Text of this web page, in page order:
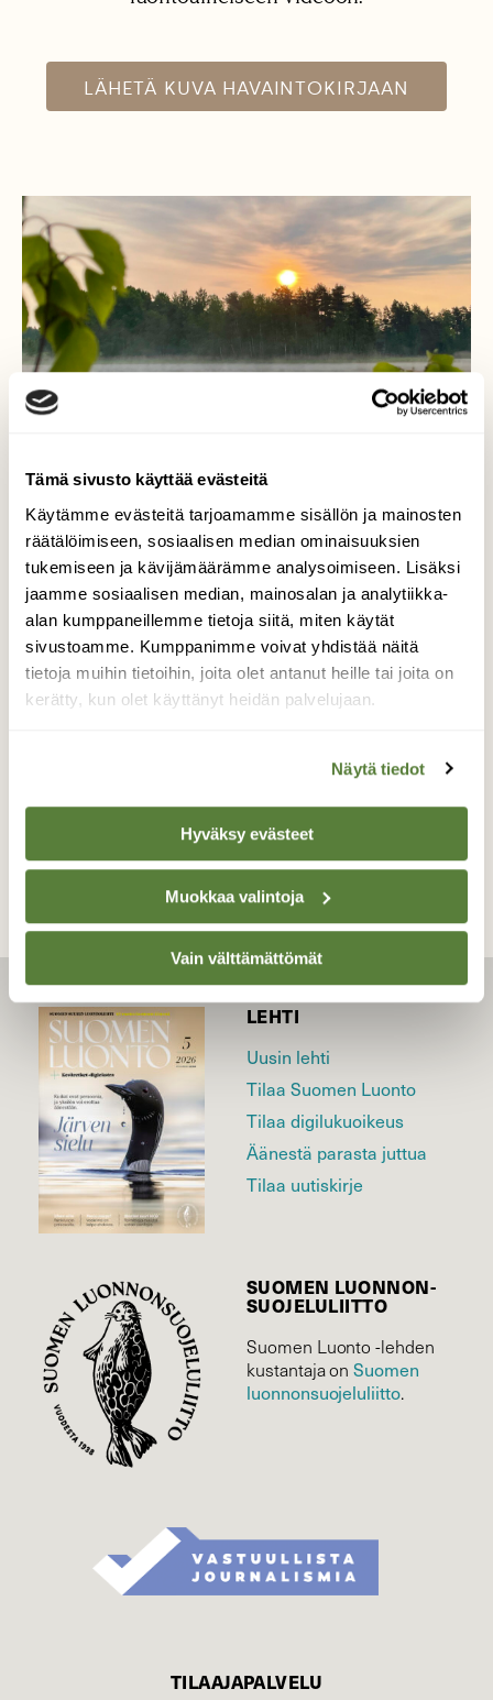
Tämä sivusto käyttää evästeitä
Käytämme evästeitä tarjoamamme sisällön ja mainosten
räätälöimiseen, sosiaalisen median ominaisuuksien
tukemiseen ja kävijämäärämme analysoimiseen. Lisäksi
jaamme sosiaalisen median, mainosalan ja analytiikka-
alan kumppaneillemme tietoja siitä, miten käytät
sivustoamme. Kumppanimme voivat yhdistää näitä
tietoja muihin tietoihin, joita olet antanut heille tai joita on
kerätty, kun olet käyttänyt heidän palvelujaan.
Näytä tiedot
Hyväksy evästeet
Muokkaa valintoja
Vain välttämättömät
LÄHETÄ KUVA HAVAINTOKIRJAAN
Kesäaamun tunnelmaa
Uusi päivä alkamassa Saimaalla.
Valokuvaaja: Liisa Niiva-Korpela, Taipalsaari
9.6.2025
TAKAISIN LISTAAN
LEHTI
Uusin lehti
Tilaa Suomen Luonto
Tilaa digilukuoikeus
Äänestä parasta juttua
Tilaa uutiskirje
SUOMEN LUONNON­
SUOJELU­LIITTO
Suomen Luonto -lehden
kustantaja onSuomen
luonnonsuojelu­liitto.
TILAAJAPALVELU